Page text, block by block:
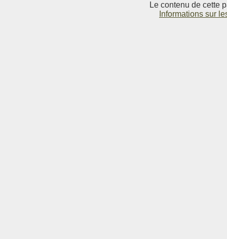
Le contenu de cette
Informations sur